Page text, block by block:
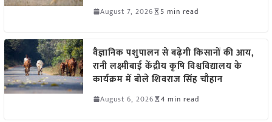
August 7, 2026 5 min read
वैज्ञानिक पशुपालन से बढ़ेगी किसानों की आय,
रानी लक्ष्मीबाई केंद्रीय कृषि विश्वविद्यालय के
कार्यक्रम में बोले शिवराज सिंह चौहान
August 6, 2026 4 min read